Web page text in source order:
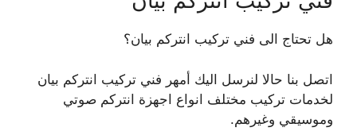
هل تحتاج الى فني تركيب انتركم بيان؟
اتصل بنا حالا لنرسل اليك أمهر فني تركيب انتركم بيان
لخدمات تركيب مختلف انواع اجهزة انتركم صوتي
وموسيقي وغيرهم.